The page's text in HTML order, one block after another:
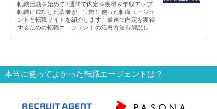
転職活動を始めて3週間で内定を獲得＆年収アップ
転職に成功した著者が、実際に使った転職エージェ
ントと転職サイトを紹介します。最速で内定を獲得
するための転職エージェントの活用方法も解説しま
本当に使ってよかった転職エージェントは？